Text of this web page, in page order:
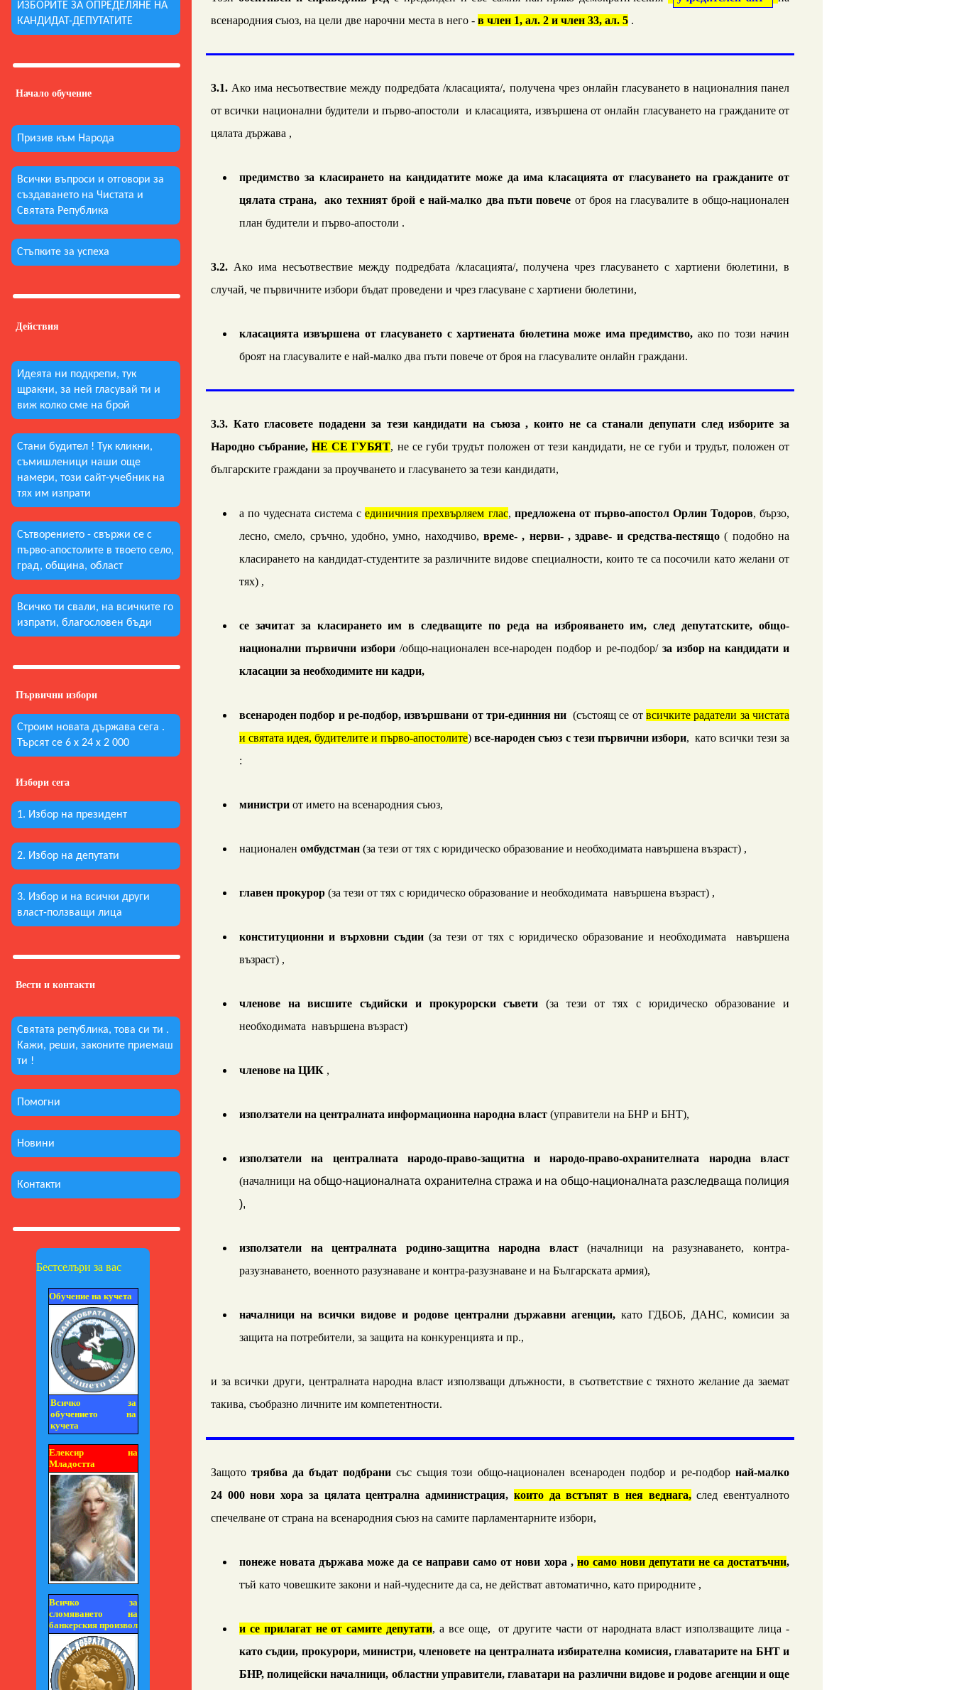
ИЗБОРИТЕ ЗА ОПРЕДЕЛЯНЕ НА
КАНДИДАТ-ДЕПУТАТИТЕ
Начало обучение
Призив към Народа
Всички въпроси и отговори за
създаването на Чистата и
Святата Република
Стъпките за успеха
Действия
Идеята ни подкрепи, тук
щракни, за ней гласувай ти и
виж колко сме на брой
Стани будител ! Тук кликни,
съмишленици наши още
намери, този сайт-учебник на
тях им изпрати
Сътворението - свържи се с
първо-апостолите в твоето село,
град, община, област
Всичко ти свали, на всичките го
изпрати, благословен бъди
Първични избори
Строим новата държава сега .
Търсят се 6 х 24 х 2 000
Избори сега
1. Избор на президент
2. Избор на депутати
3. Избор и на всички други
власт-ползващи лица
Вести и контакти
Святата република, това си ти .
Кажи, реши, законите приемаш
ти !
Помогни
Новини
Контакти
Бестселъри за вас
Обучение на кучета
Всичко за
обучението на
кучета
Елексир на
Младостта
Всичко за
сломяването на
банкерския произвол
всенародния съюз, на цели две нарочни места в него - в член 1, ал. 2 и член 33, ал. 5 .
3.1. Ако иманесъотвествие между подредбата /класацията/, получена чрез онлайн гласуването в националния панел
от всички национални будители и първо-апостоли и класацията, извършена от онлайн гласуването на гражданите от
цялата държава ,
предимство за класирането на кандидатите може да има класацията от гласуването на гражданите от
цялата страна, ако техният брой е най-малко два пъти повече от броя на гласувалите в общо-национален
план будители и първо-апостоли .
3.2. Ако има несъотвествие между подредбата /класацията/, получена чрез гласуването с хартиени бюлетини, в
случай, че първичните избори бъдат проведени и чрез гласуване с хартиени бюлетини,
класацията извършена от гласуването с хартиената бюлетина може има предимство, ако по този начин
броят на гласувалите е най-малко два пъти повече от броя на гласувалите онлайн граждани.
3.3. Като гласовете подадени за тези кандидати на съюза, които не са станали депупати след изборите за
Народно събрание,НЕ СЕ ГУБЯТ, не се губи трудът положен от тези кандидати,не се губи и трудът, положен от
българските граждани за проучването и гласуването за тези кандидати,
а по чудесната система сединичния прехвърляем глас, предложена от първо-апостол Орлин Тодоров, бързо,
лесно, смело, сръчно, удобно, умно, находчиво, време- , нерви- , здраве- и средства-пестящо ( подобно на
класирането на кандидат-студентите за различните видове специалности, които те са посочили като желани от
тях) ,
се зачитат за класирането им вследващите по реда на изброяването им, след депутатските,общо-
национални първични избори /общо-национален все-народен подбор и ре-подбор/ за изборна кандидати и
класации за необходимите ни кадри,
всенароден подбор и ре-подбор, извършвани от три-единния ни (състоящ се от всичките радатели за чистата
и святата идея, будителите и първо-апостолите) все-народен съюз с тези първични избори, като всички тези за
:
министри от името на всенародния съюз,
национален омбудстман (за тези от тях с юридическо образование и необходимата навършена възраст) ,
главен прокурор (за тези от тях с юридическо образование и необходимата навършена възраст) ,
конституционни и върховни съдии (за тези от тях с юридическо образование и необходимата навършена
възраст) ,
членове на висшите съдийски и прокурорски съвети (за тези от тях с юридическо образование и
необходимата навършена възраст)
членове на ЦИК ,
използатели на централната информационна народна власт (управители на БНР и БНТ),
използатели на централната народо-право-защитна и народо-право-охранителната народна власт
(началници на общо-националната охранителна стража и на общо-националната разследваща полиция
),
използатели на централната родино-защитна народна власт(началници на разузнаването, контра-
разузнаването, военното разузнаване и контра-разузнаване и на Българската армия),
началници на всички видове и родове централни държавни агенции,като ГДБОБ, ДАНС, комисии за
защита на потребители, за защита на конкуренцията и пр.,
и за всички други, централната народна власт използващи длъжности, в съответствие с тяхното желание да заемат
такива, съобразно личните им компетентности.
Защото трябва да бъдат подбранисъс същия този общо-национален всенароден подбор и ре-подборнай-малко
24 000 нови хора за цялата централна администрация, които да встъпят в нея веднага, след евентуалното
спечелване от страна на всенародния съюз на самите парламентарните избори,
понеже новата държава може да се направи само от нови хора , но само нови депутати не са достатъчни,
тъй като човешките закони и най-чудесните да са, не действат автоматично, като природните ,
и се прилагат не от самите депутати, а все още, от другите части от народната власт използващите лица -
като съдии, прокурори, министри, членовете на централната избирателна комисия, главатарите на БНТ и
БНР, полицейски началници, областни управители, главатари на различни видове и родове агенции и още